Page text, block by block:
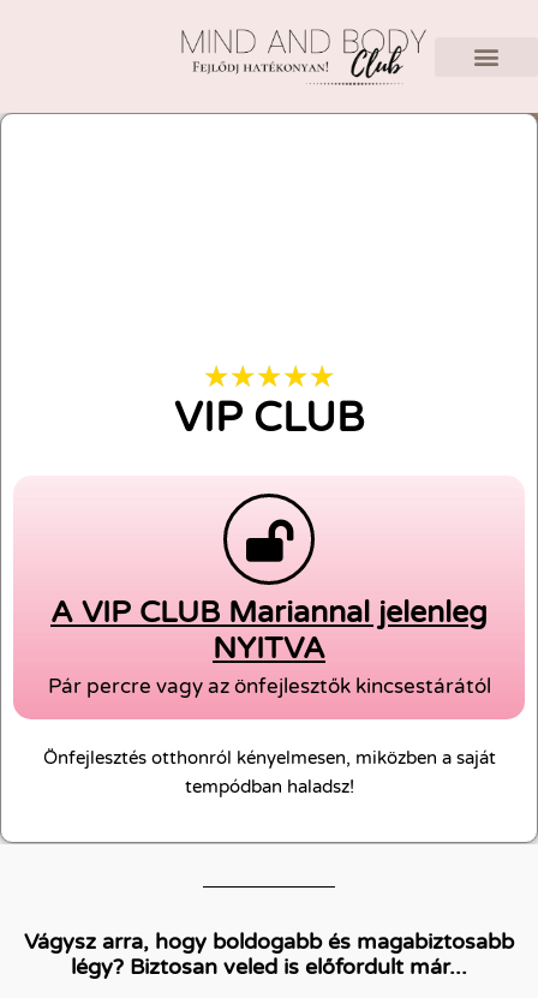
★★★★★
VIP CLUB
A VIP CLUB Mariannal jelenleg
NYITVA
Pár percre vagy az önfejlesztők kincsestárától
Önfejlesztés otthonról kényelmesen, miközben a saját
tempódban haladsz!
Vágysz arra, hogy boldogabb és magabiztosabb
légy? Biztosan veled is előfordult már...